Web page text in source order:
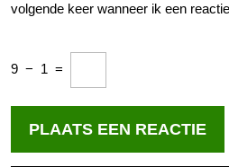
volgende keer wanneer ik een
9 − 1 =